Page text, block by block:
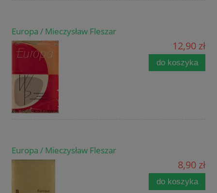
Europa / Mieczysław Fleszar
12,90 zł
do koszyka
Europa / Mieczysław Fleszar
8,90 zł
do koszyka